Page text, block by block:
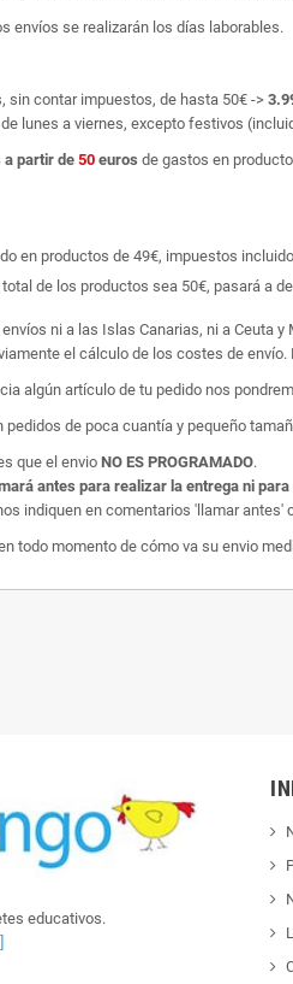
envíos se realizarán los días laborables.
sin contar impuestos, de hasta 50€ ->
lunes a viernes, excepto festivos
a partir de 50 euros de gastos en
en productos de 49€, impuestos
de los productos sea 50€, pasará a
ni a las Islas Canarias, ni a Ceuta
el cálculo de los costes de
algún artículo de tu pedido nos
pedidos de poca cuantía y pequeño
que el envio NO ES PROGRAMADO.
antes para realizar la entrega ni
indiquen en comentarios 'llamar
todo momento de cómo va su envio
educativos.